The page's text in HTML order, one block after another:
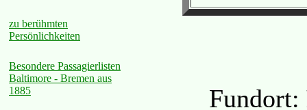
zu berühmten
Persönlichkeiten
Besondere Passagierlisten
Baltimore - Bremen aus
1885
Fundort: